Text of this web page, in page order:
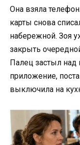
Она взяла
карты снова
набережной. Зоя
закрыть
Палец застыл над
приложение,
выключила на